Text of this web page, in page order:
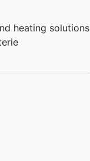
heating solutions